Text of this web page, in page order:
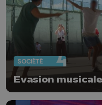
SOCIÉTÉ
Evasion